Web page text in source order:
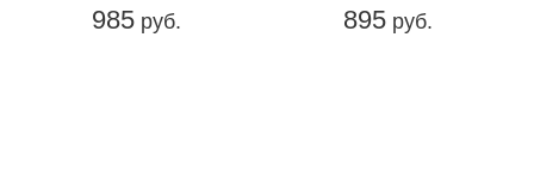
985 руб. 895руб.